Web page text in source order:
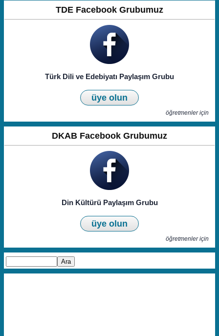
TDE Facebook Grubumuz
Türk Dili ve Edebiyatı Paylaşım Grubu
üye olun
öğretmenler için
DKAB Facebook Grubumuz
Din Kültürü Paylaşım Grubu
üye olun
öğretmenler için